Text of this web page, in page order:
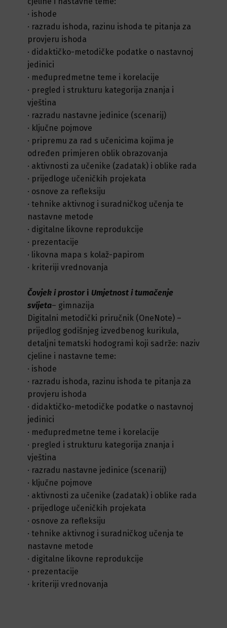
· ishode
· razradu ishoda, razinu ishoda te pitanja za
provjeru ishoda
· didaktičko-metodičke podatke o nastavnoj
jedinici
· međupredmetne teme i korelacije
· pregled i strukturu kategorija znanja i
vještina
· razradu nastavne jedinice (scenarij)
· ključne pojmove
· pripremu za rad s učenicima kojima je
određen primjeren oblik obrazovanja
· aktivnosti za učenike (zadatak) i oblike rada
· prijedloge učeničkih projekata
· osnove za refleksiju
· tehnike aktivnog i suradničkog učenja te
nastavne metode
· digitalne likovne reprodukcije
· prezentacije
· likovna mapa s kolaž-papirom
· kriteriji vrednovanja
Čovjek i prostor i Umjetnost i tumačenje
svijeta– gimnazija
Digitalni metodički priručnik (OneNote) –
prijedlog godišnjeg izvedbenog kurikula,
detaljni tematski hodogrami koji sadrže: naziv
cjeline i nastavne teme:
· ishode
· razradu ishoda, razinu ishoda te pitanja za
provjeru ishoda
· didaktičko-metodičke podatke o nastavnoj
jedinici
· međupredmetne teme i korelacije
· pregled i strukturu kategorija znanja i
vještina
· razradu nastavne jedinice (scenarij)
· ključne pojmove
· aktivnosti za učenike (zadatak) i oblike rada
· prijedloge učeničkih projekata
· osnove za refleksiju
· tehnike aktivnog i suradničkog učenja te
nastavne metode
· digitalne likovne reprodukcije
· prezentacije
· kriteriji vrednovanja